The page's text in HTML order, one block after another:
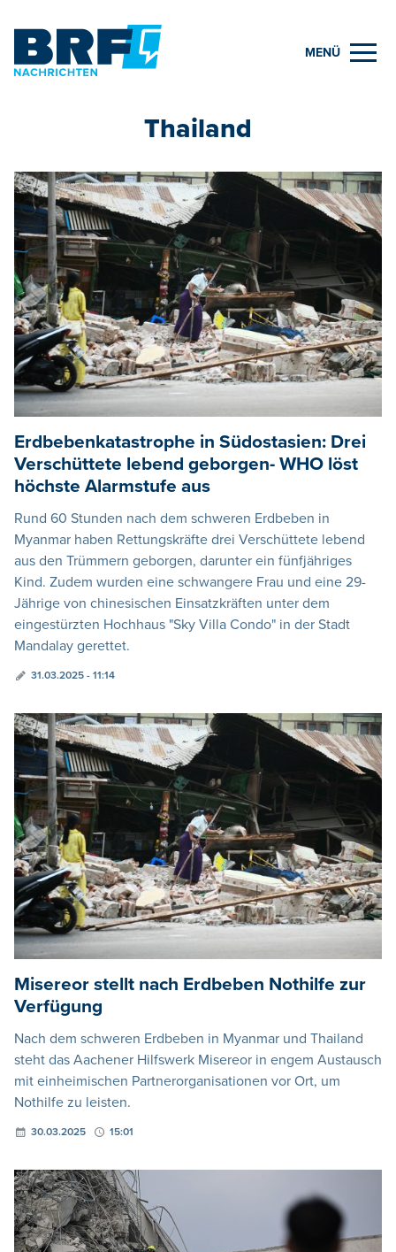
MENÜ
Thailand
Erdbebenkatastrophe in Südostasien: Drei
Verschüttete lebend geborgen- WHO löst
höchste Alarmstufe aus
Rund 60 Stunden nach dem schweren Erdbeben in
Myanmar haben Rettungskräfte drei Verschüttete lebend
aus den Trümmern geborgen, darunter ein fünfjähriges
Kind. Zudem wurden eine schwangere Frau und eine 29-
Jährige von chinesischen Einsatzkräften unter dem
eingestürzten Hochhaus "Sky Villa Condo" in der Stadt
Mandalay gerettet.
31.03.2025 - 11:14
Misereor stellt nach Erdbeben Nothilfe zur
Verfügung
Nach dem schweren Erdbeben in Myanmar und Thailand
steht das Aachener Hilfswerk Misereor in engem Austausch
mit einheimischen Partnerorganisationen vor Ort, um
Nothilfe zu leisten.
30.03.2025 15:01